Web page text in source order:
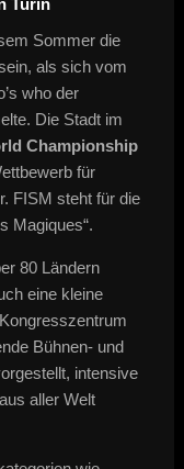
Sommer die
als sich vom
who der
Die Stadt im
Championship
für
FISM steht für die
Magiques“.
80 Ländern
eine kleine
Bühnen- und
intensive
aller Welt